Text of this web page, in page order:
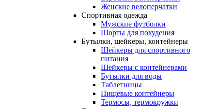
Женские велоперчатки
Спортивная одежда
Мужские футболки
Шорты для похудения
Бутылки, шейкеры, контейнеры
Шейкеры для спортивного
питания
Шейкеры с контейнерами
Бутылки для воды
Таблетницы
Пищевые контейнеры
Термосы, термокружки